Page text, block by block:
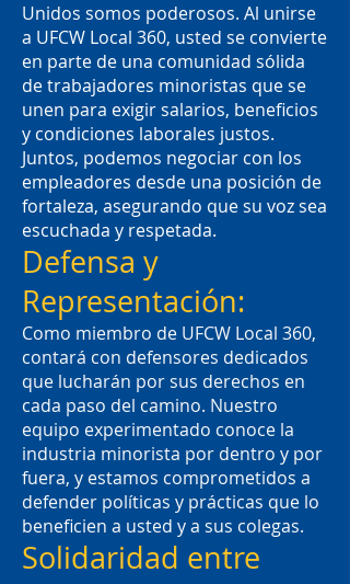
Unidos somos poderosos. Al unirse
a UFCW Local 360, usted se convierte
en parte de una comunidad sólida
de trabajadores minoristas que se
unen para exigir salarios, beneficios
y condiciones laborales justos.
Juntos, podemos negociar con los
empleadores desde una posición de
fortaleza, asegurando que su voz sea
escuchada y respetada.
Defensa y
Representación:
Como miembro de UFCW Local 360,
contará con defensores dedicados
que lucharán por sus derechos en
cada paso del camino. Nuestro
equipo experimentado conoce la
industria minorista por dentro y por
fuera, y estamos comprometidos a
defender políticas y prácticas que lo
beneficien a usted y a sus colegas.
Solidaridad entre